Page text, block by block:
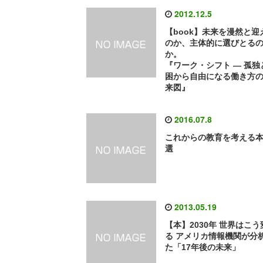
2012.12.5
【book】未来を漫然と迎
のか、主体的に選びとる
か。
『ワーク・シフト ― 孤独
困から自由になる働き方
来図』
2016.07.8
これからの教育を考える
選
2013.05.19
【本】2030年 世界はこう
る アメリカ情報機関が分
た「17年後の未来」